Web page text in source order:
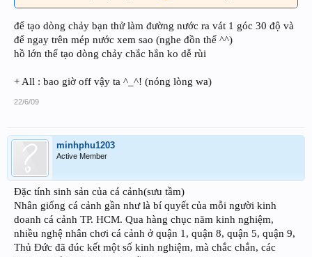
để tạo dòng chảy bạn thử làm đường nước ra vát 1 góc 30 độ và
để ngay trên mép nước xem sao (nghe đồn thế ^^)
hồ lớn thế tạo dòng chảy chắc hẳn ko dễ rùi
+ All : bao giờ off vậy ta ^_^! (nóng lòng wa)
22/6/09
minhphu1203
Active Member
Đặc tính sinh sản của cá cảnh(sưu tầm)
Nhân giống cá cảnh gần như là bí quyết của mỗi người kinh
doanh cá cảnh TP. HCM. Qua hàng chục năm kinh nghiệm,
nhiều nghệ nhân chơi cá cảnh ở quận 1, quận 8, quận 5, quận 9,
Thủ Đức đã đúc kết một số kinh nghiệm, mà chắc chắn, các